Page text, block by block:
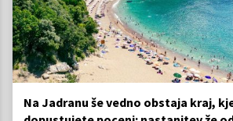
Na Jadranu še vedno obstaja kraj,